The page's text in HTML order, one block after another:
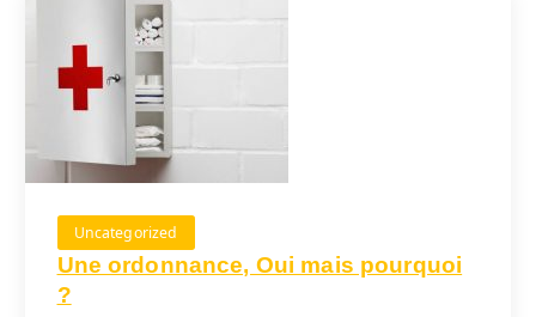
Uncategorized
Une ordonnance, Oui mais pourquoi
?